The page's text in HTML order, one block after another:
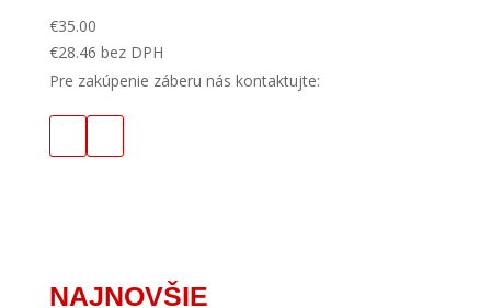
€35.00
€28.46 bez DPH
Pre zakúpenie záberu nás kontaktujte:
NAJNOVŠIE